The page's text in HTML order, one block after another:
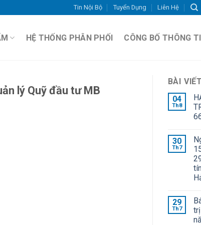
Tin Nội Bộ Tuyển Dụng Liên Hệ
HỆ THỐNG PHÂN PHỐI CÔNG BỐ THÔNG
lý Quỹ đầu tư MB
BÀI
04
Th8
30
Th7
29
Th7